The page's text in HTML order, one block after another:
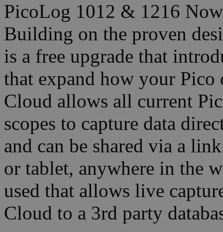
PicoLog 1012 & 1216
Building on the proven
is a free upgrade that
that expand how your Pico
Cloud allows all current
scopes to capture data
and can be shared via a
or tablet, anywhere in the
used that allows live
Cloud to a 3rd party